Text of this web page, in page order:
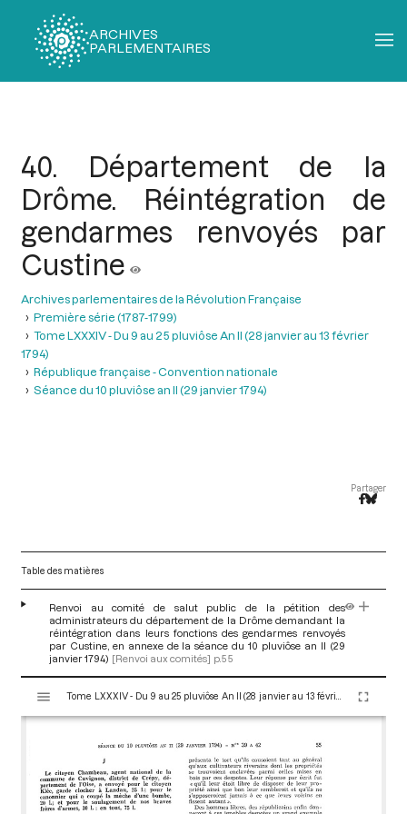
ARCHIVES
PARLEMENTAIRES
40. Département de la
Drôme. Réintégration de
gendarmes renvoyés par
Custine
Archives parlementaires de la Révolution Française
Première série (1787-1799)
Tome LXXXIV - Du 9 au 25 pluviôse An II (28 janvier au 13 février
1794)
République française - Convention nationale
Séance du 10 pluviôse an II (29 janvier 1794)
Partager
Table des matières
Renvoi au comité de salut public de la pétition des
administrateurs du département de la Drôme demandant la
réintégration dans leurs fonctions des gendarmes renvoyés
par Custine, en annexe de la séance du 10 pluviôse an II (29
janvier 1794) [Renvoi aux comités] p.55
s